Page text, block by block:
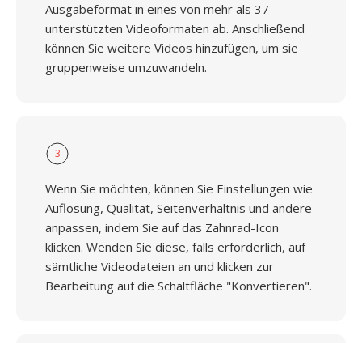
Ausgabeformat in eines von mehr als 37
unterstützten Videoformaten ab. Anschließend
können Sie weitere Videos hinzufügen, um sie
gruppenweise umzuwandeln.
3
Wenn Sie möchten, können Sie Einstellungen wie
Auflösung, Qualität, Seitenverhältnis und andere
anpassen, indem Sie auf das Zahnrad-Icon
klicken. Wenden Sie diese, falls erforderlich, auf
sämtliche Videodateien an und klicken zur
Bearbeitung auf die Schaltfläche "Konvertieren".